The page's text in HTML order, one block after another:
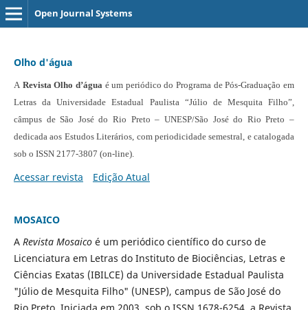
Open Journal Systems
Olho d'água
A Revista Olho d’água é um periódico do Programa de Pós-Graduação em
Letras da Universidade Estadual Paulista “Júlio de Mesquita Filho”,
câmpus de São José do Rio Preto – UNESP/São José do Rio Preto –
dedicada aos Estudos Literários, com periodicidade semestral, e catalogada
sob o ISSN 2177-3807 (on-line).
Acessar revista Edição Atual
MOSAICO
A Revista Mosaicoé um periódico científico do curso de
Licenciatura em Letras do Instituto de Biociências, Letras e
Ciências Exatas (IBILCE) da Universidade Estadual Paulista
"Júlio de Mesquita Filho" (UNESP), campus de São José do